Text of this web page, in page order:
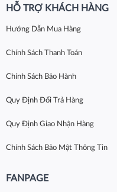
HỖ TRỢ KHÁCH HÀNG
Hướng Dẫn Mua Hàng
Chính Sách Thanh Toán
Chính Sách Bảo Hành
Quy Định Đổi Trả Hàng
Quy Định Giao Nhận Hàng
Chính Sách Bảo Mật Thông Tin
FANPAGE